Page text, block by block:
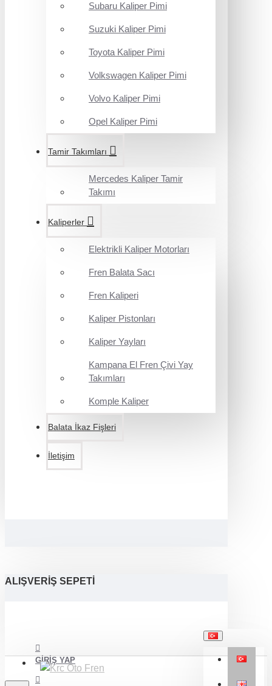
Subaru Kaliper Pimi
Suzuki Kaliper Pimi
Toyota Kaliper Pimi
Volkswagen Kaliper Pimi
Volvo Kaliper Pimi
Opel Kaliper Pimi
Tamir Takımları
Mercedes Kaliper Tamir
Takımı
Kaliperler
Elektrikli Kaliper Motorları
Fren Balata Sacı
Fren Kaliperi
Kaliper Pistonları
Kaliper Yayları
Kampana El Fren Çivi Yay
Takımları
Komple Kaliper
Balata İkaz Fişleri
İletişim
ALIŞVERIŞ SEPETI
GIRIŞ YAP